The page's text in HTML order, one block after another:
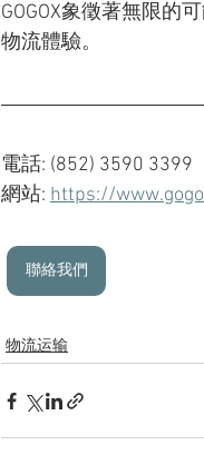
GOGOX象徵著無限的
物流體驗。
電話: (852) 3590 3399
網站: https://
聯絡我們
物流运输